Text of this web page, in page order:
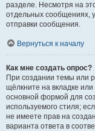
разделе. Несмотря на
отдельных сообщениях,
отправки сообщения.
Вернуться к началу
Как мне создать опрос?
При создании темы или
щёлкните на вкладке
основной формой для
используемого стиля;
не имеете прав на
варианта ответа в